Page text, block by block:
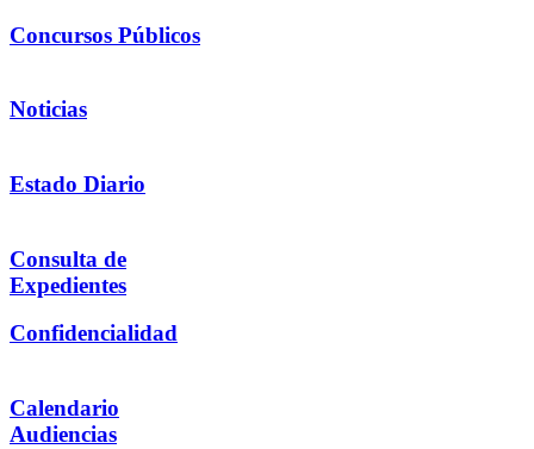
Concursos Públicos
Noticias
Estado Diario
Consulta de
Expedientes
Confidencialidad
Calendario
Audiencias